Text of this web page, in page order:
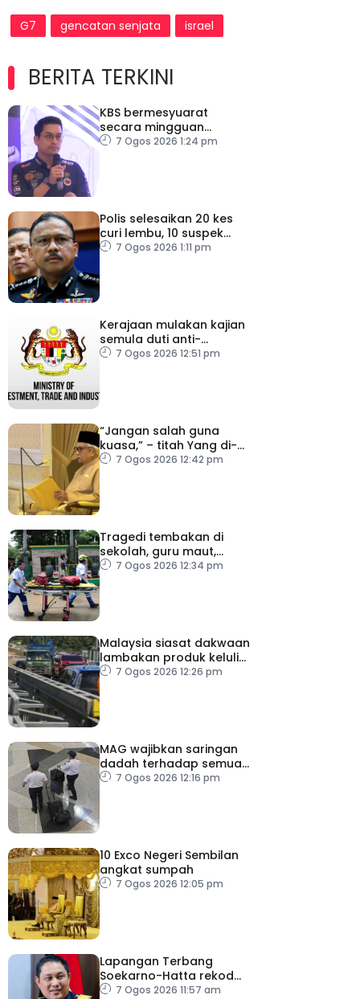
G7 gencatan senjata israel
BERITA TERKINI
KBS bermesyuarat
secara mingguan
pastikan persiapan F1
7 Ogos 2026 1:24 pm
Polis selesaikan 20 kes
curi lembu, 10 suspek
diberkas
7 Ogos 2026 1:11 pm
Kerajaan mulakan kajian
semula duti anti-
lambakan import
7 Ogos 2026 12:51 pm
“Jangan salah guna
kuasa,” – titah Yang di-
Pertuan Besar Negeri
7 Ogos 2026 12:42 pm
Tragedi tembakan di
sekolah, guru maut,
pelajar bunuh diri
7 Ogos 2026 12:34 pm
Malaysia siasat dakwaan
lambakan produk keluli
dari China, Taiwan dan
7 Ogos 2026 12:26 pm
MAG wajibkan saringan
dadah terhadap semua
juruterbang
7 Ogos 2026 12:16 pm
10 Exco Negeri Sembilan
angkat sumpah
7 Ogos 2026 12:05 pm
Lapangan Terbang
Soekarno-Hatta rekod
lebih 300 kes dadah
7 Ogos 2026 11:57 am